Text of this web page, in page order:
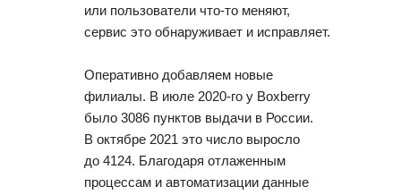
или пользователи что-то меняют,
сервис это обнаруживает и исправляет.
Оперативно добавляем новые
филиалы. В июле 2020-го у Boxberry
было 3086 пунктов выдачи в России.
В октябре 2021 это число выросло
до 4124. Благодаря отлаженным
процессам и автоматизации данные